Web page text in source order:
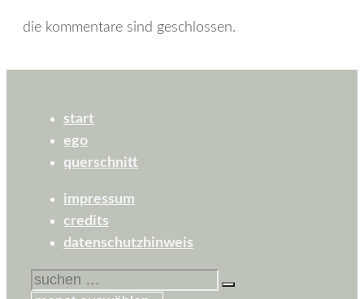
die kommentare sind geschlossen.
start
ego
querschnitt
impressum
credits
datenschutzhinweis
suchen